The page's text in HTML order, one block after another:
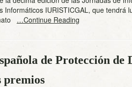
Informáticos IURISTICGAL, que tendrá
…Continue Reading
de Protección de
premios